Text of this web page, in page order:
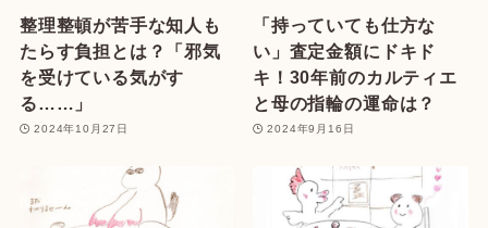
整理整頓が苦手な知人も
たらす負担とは？「邪気
を受けている気がす
る……」
2024年10月27日
「持っていても仕方な
い」査定金額にドキド
キ！30年前のカルティエ
と母の指輪の運命は？
2024年9月16日